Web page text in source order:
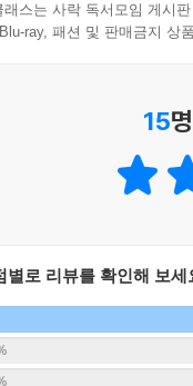
책을 소개해요
키워요
스는 사락 독서모임 게시
ray, 패션 및 판매금지 상
15
별로 리뷰를 확인해 보세